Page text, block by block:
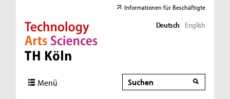
Direkt zur Hauptnavigation
Direkt zur Subnavigation
Direkt zum Inhalt
Direkt zum Fußbereich
Informationen für Beschäftigte
Deutsch English
Menü Suche
Suche